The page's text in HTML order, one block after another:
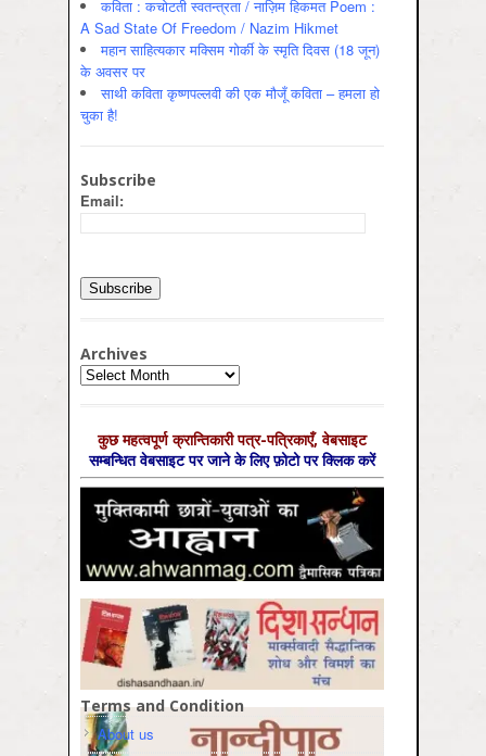
कविता : कचोटती स्वतन्त्रता / नाज़िम हिकमत Poem :
A Sad State Of Freedom / Nazim Hikmet
महान साहित्यकार मक्सिम गोर्की के स्मृति दिवस (18 जून)
के अवसर पर
साथी कविता कृष्णपल्लवी की एक मौजूँ कविता – हमला हो
चुका है!
Subscribe
Email:
Archives
Archives
कुछ महत्‍वपूर्ण क्रान्तिकारी पत्र-पत्रिकाएँ, वेबसाइट
सम्‍बन्धित वेबसाइट पर जाने के लिए फ़ोटो पर क्लिक करें
Terms and Condition
About us